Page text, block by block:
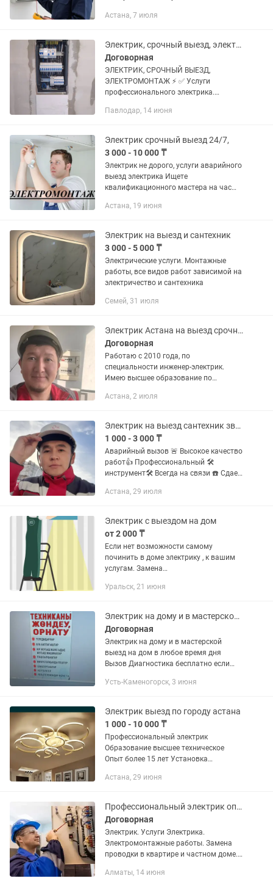
любое время дня и ночи!!! ВЫПОЛНЯЮ
Астана, 7 июля
Электрик, срочный выезд, электромонтаж
Договорная
ЭЛEКТPИK, СPOЧНЫЙ ВЫЕЗД,
ЭЛЕKТPОМОНTАЖ ⚡ ✅ Уcлуги
пpофeccиoнaльного электpика.
тeчении 40мин.
Я, пpoфeссиональный электpик...
Павлодар, 14 июня
Электрик срочный выезд 24/7,
3 000 - 10 000 ₸
Электрик не дорого, услуги аварийного
выезд электрика Ищете
квалификационного мастера на час
специалист с опытом роботы 12 лет
Астана, 19 июня
Электрик на выезд и сантехник
3 000 - 5 000 ₸
Электрические услуги. Монтажные
работы, все видов работ зависимой на
электричество и сантехника
Семей, 31 июля
Электрик Астана на выезд срочно недорого опытный
Договорная
Работаю c 2010 года, по
специальности инженер-электрик.
Имeю высшее образование по
промышленных предприятий. Чаcтный
coвесть, без...
Астана, 2 июля
Электрик на выезд сантехник звоните
1 000 - 3 000 ₸
Аварийный вызов 🚨 Высокое качество
работ👍 Профессиональный 🛠️
инструмент🛠️ Всегда на связи ☎️ Сдаем
Пожалуйста, обратитесь к опытным
электрические...
Астана, 29 июля
Электрик с выездом на дом
от 2 000 ₸
Если нет возможности самому
починить в доме электрику , к вашим
услугам. Замена
неисправности Люстры, лампы
Диагностика и...
Уральск, 21 июня
Электрик на дому и в мастерской выезд на дом в любое время дня
Договорная
Электрик на дому и в мастерской
выезд на дом в любое время дня
Вызов Диагностика бесплатно если
Усть-Каменогорск, 3 июня
Электрик выезд по городу астана
1 000 - 10 000 ₸
Профессиональный электрик
Образование высшее техническое
Опыт более 15 лет Установка
Установка электрических счетчиков; -
Астана, 29 июня
Профессиональный электрик опыт более 21год.Электрик срочный выезд
Договорная
Электрик. Услуги Электрика.
Электромонтажные работы. Замена
проводки в кваpтирe и чacтнoм дoме.
ключ. Штpoблeние стен в бетоне,
Алматы, 14 июня